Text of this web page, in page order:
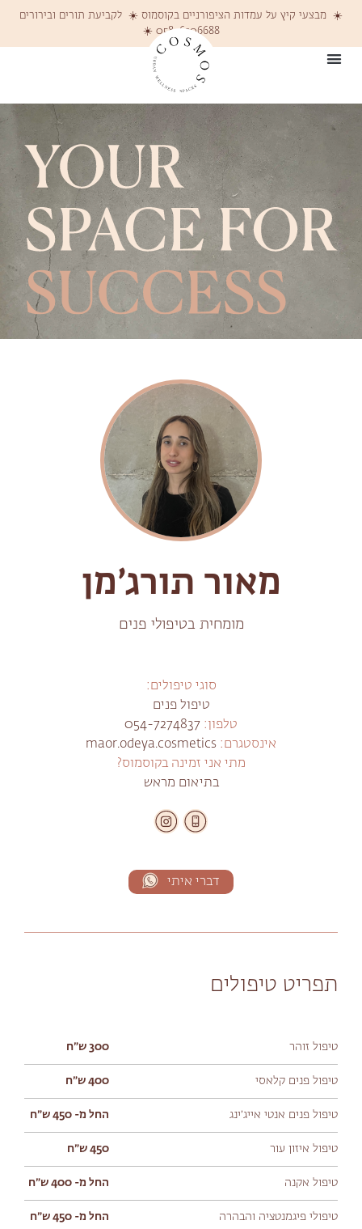
☀️ מבצעי קיץ על עמדות הציפורניים בקוסמוס ☀️ לקביעת תורים ובירורים
058-6206688 ☀️
מאור תורג׳מן
מומחית בטיפולי פנים
סוגי טיפולים:
טיפול פנים
טלפון: 054-7274837
אינסטגרם: maor.odeya.cosmetics
מתי אני זמינה בקוסמוס?
בתיאום מראש
דברי איתי
תפריט טיפולים
טיפול זוהר 300 ש״ח
טיפול פנים קלאסי 400 ש״ח
טיפול פנים אנטי אייג׳ינג החל מ- 450 ש״ח
טיפול איזון עור 450 ש״ח
טיפול אקנה החל מ- 400 ש״ח
טיפולי פיגמנטציה והבהרה החל מ- 450 ש״ח